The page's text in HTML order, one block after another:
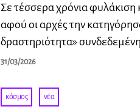
Σε τέσσερα χρόνια φυλάκιση
αφού οι αρχές την
δραστηριότητα» συνδεδεμένη
31/03/2026
κόσμος · νέα